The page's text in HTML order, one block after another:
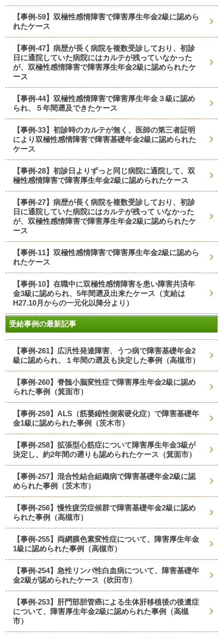
【事例-59】双極性感情障害で障害厚生年金2級に認めら
れたケース
【事例-47】病歴が長く病院を複数受診しており、初診
日に通院していた病院にはカルテが残っていなかった
が、双極性感情障害で障害厚生年金2級に認められたケ
ース
【事例-44】双極性感情障害で障害厚生年金３級に認め
られ、５年間遡及できたケース
【事例-33】初診時のカルテが無く、医師の第三者証明
により双極性感情障害で障害基礎年金2級に認められた
ケース
【事例-28】初診日よりずっと同じ病院に通院して、双
極性感情障害で障害厚生年金2級に認められたケース
【事例-27】病歴が長く病院を複数受診しており、初診
日に通院していた病院にはカルテが残って いなかった
が、双極性感情障害で障害厚生年金2級に認められたケ
ース
【事例-11】双極性感情障害で障害厚生年金2級に認めら
れたケース
【事例-10】在職中に双極性感情障害を患い障害共済年
金3級に認められ、5年間遡及出来たケース（支給は
H27.10月からの一元化以降分より）
受給事例の最新記事
【事例-261】広汎性発達障害、うつ病で障害基礎年金2
級に認められ、１年間の遡及も決定した事例（高槻市）
【事例-260】脊髄小脳変性症で障害厚生年金2級に認め
られた事例（箕面市）
【事例-259】ALS（筋萎縮性側索硬化症）で障害基礎年
金1級に認められた事例（茨木市）
【事例-258】拡張型心筋症について障害厚生年金3級が
決定し、約2年間の遡りも認められたケース（箕面市）
【事例-257】混合性結合組織病で障害基礎年金2級に認
められた事例（茨木市）
【事例-256】慢性疲労症候群で障害基礎年金2級に認め
られた事例（高槻市）
【事例-255】両網膜色素変性症について、障害厚生年金
1級に認められた事例（高槻市）
【事例-254】急性リンパ性白血病について、障害基礎年
金2級が認められたケース（吹田市）
【事例-253】肝門部胆管癌による生体肝移植後の後遺症
について、障害厚生年金2級に認められた事例（高槻
市）